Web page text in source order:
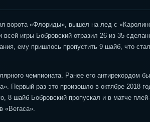
ворота «Флориды», вышел на лед с
игры Бобровский отразил 26 из 35
ему пришлось пропустить 9 шайб, что
чемпионата. Ранее его антирекордом
Первый раз это произошло в октябре 2018
8 шайб Бобровский пропускал и в матче
«Вегаса».